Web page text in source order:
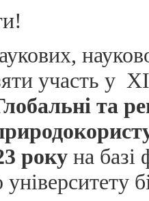
участь у
та
року на базі